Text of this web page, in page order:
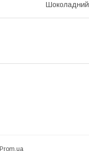
Шоколадний
Prom.ua